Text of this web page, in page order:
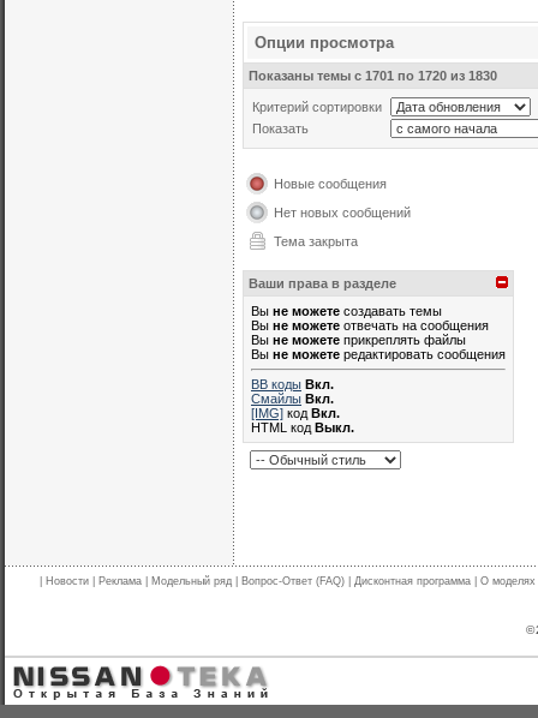
Опции просмотра
Показаны темы с 1701 по 1720 из 1830
Критерий сортировки
Показать
Новые сообщения
Нет новых сообщений
Тема закрыта
Ваши права в разделе
Вы не можете создавать темы
Вы не можете отвечать на сообщения
Вы не можете прикреплять файлы
Вы не можете редактировать сообщения
BB коды Вкл.
Смайлы Вкл.
[IMG] код Вкл.
HTML код Выкл.
Новости Реклама Модельный ряд Вопрос-Ответ (FAQ) Дисконтная программа О моделях
©